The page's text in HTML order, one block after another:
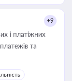
+9
і платіжних